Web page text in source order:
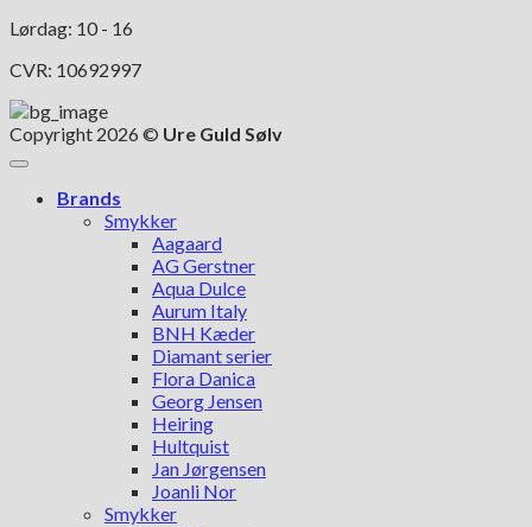
Lørdag: 10 - 16
CVR: 10692997
Copyright 2026 © Ure Guld Sølv
Brands
Smykker
Aagaard
AG Gerstner
Aqua Dulce
Aurum Italy
BNH Kæder
Diamant serier
Flora Danica
Georg Jensen
Heiring
Hultquist
Jan Jørgensen
Joanli Nor
Smykker